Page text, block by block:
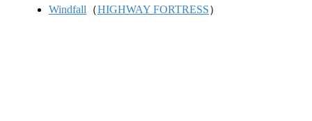
Windfall （HIGHWAY FORTRESS）